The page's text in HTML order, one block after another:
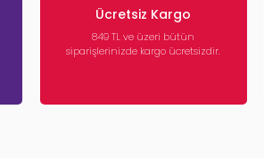
Ücretsiz Kargo
849 TL ve üzeri bütün
siparişlerinizde kargo ücretsizdir.